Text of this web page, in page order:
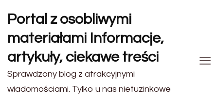
Portal z osobliwymi
materiałami Informacje,
artykuły, ciekawe treści
Sprawdzony blog z atrakcyjnymi
wiadomościami. Tylko u nas nietuzinkowe